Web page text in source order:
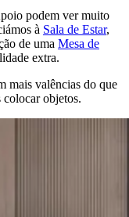
podem ver muito
à Sala de Estar,
de uma Mesa de
extra.
mais valências do que
colocar objetos.